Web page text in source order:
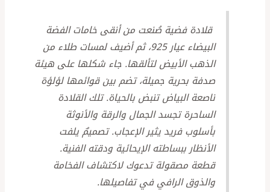
قلادة فضية صُنعت من أنقى خامات الفضة
البيضاء عيار 925، ثم أضيف لمسات طلاء من
الذهب الأبيض لتألقها. جاء شكلها على هيئة
صدفة بحرية جميلة، تضم بين قوائمها لؤلؤة
ناصعة البياض تنبض بالحياة. تلك القلادة
الساحرة تجسد الجمال والرقة والأنوثة
بأسلوب فريد يثير الإعجاب. تصميمٌ يلفت
الأنظار ببساطته الإيحائية ودقته الفنية.
قطعة مصقولة تدعوك لاكتشاف الفخامة
والذوق الرافي في تفاصيلها.